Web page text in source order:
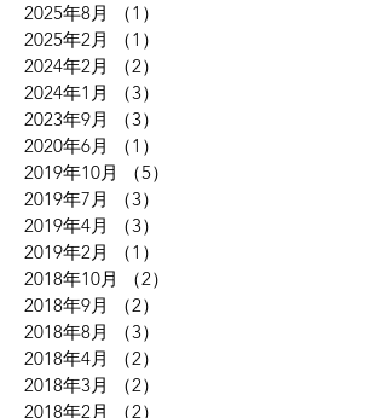
2025年8月
（1）
2025年2月
（1）
2024年2月
（2）
2024年1月
（3）
2023年9月
（3）
2020年6月
（1）
2019年10月
（5）
2019年7月
（3）
2019年4月
（3）
2019年2月
（1）
2018年10月
（2）
2018年9月
（2）
2018年8月
（3）
2018年4月
（2）
2018年3月
（2）
2018年2月
（2）